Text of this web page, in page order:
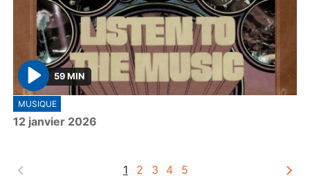
P
l
a
59 MIN
MUSIQUE
12 janvier 2026
1 2 3 4 5